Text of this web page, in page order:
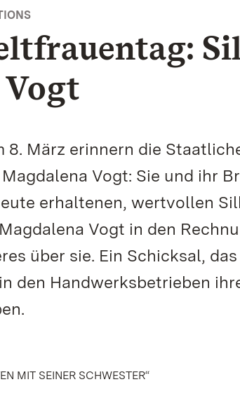
8. März erinnern die
Vogt: Sie und ihr
erhaltenen, wertvollen
Vogt in den
über sie. Ein Schicksal,
den Handwerksbetrieben
MIT SEINER SCHWESTER“